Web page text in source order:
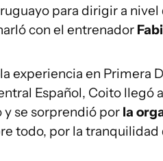
para dirigir a nivel
con el entrenador
experiencia en Primera
Español, Coito llegó
se sorprendió por la
todo, por la tranquilidad